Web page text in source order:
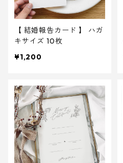
【 結婚報告カード 】 ハガ
キサイズ 10枚
¥1,200